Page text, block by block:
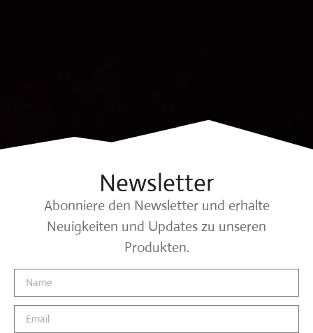
Newsletter
Abonniere den Newsletter und erhalte
Neuigkeiten und Updates zu unseren
Produkten.